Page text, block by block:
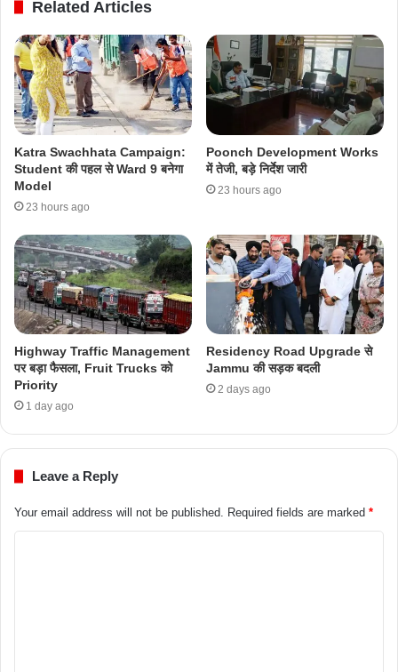
Related Articles
Katra Swachhata Campaign:
Student की पहल से Ward 9 बनेगा
Model
23 hours ago
Poonch Development Works
में तेजी, बड़े निर्देश जारी
23 hours ago
Highway Traffic Management
पर बड़ा फैसला, Fruit Trucks को
Priority
1 day ago
Residency Road Upgrade से
Jammu की सड़क बदली
2 days ago
Leave a Reply
Your email address will not be published. Required fields are marked *